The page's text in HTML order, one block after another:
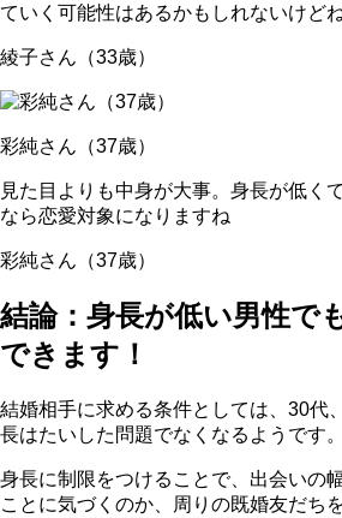
ていく可能性はあるかもしれないけど
綾子さん（33歳）
彩純さん（37歳）
見た目よりも中身が大事。 身長が低く
なら恋愛対象になりますね
彩純さん（37歳）
結論：身長が低い男性で
できます！
結婚相手に求める条件としては、 30代
長はたいした問題でなくなる ようです。
身長に制限をつけることで、出会いの
ことに気づくのか、周りの既婚友だち